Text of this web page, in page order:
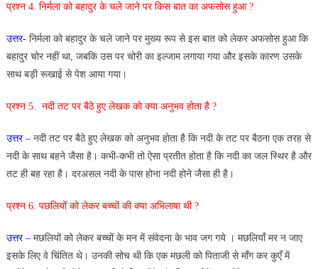
प्रश्न 4. निर्मला को बहादुर के चले जाने पर किस बात का अफसोस हुआ ?
उत्तर-निर्मला को बहादुर के चले जाने पर मुख्य रूप से इस बात को लेकर अफसोस हुआ कि
बहादुर चोर नहीं था, जबकि उस पर चोरी का इल्जाम लगाया गया और इसके कारण उसके
साथ बड़ी रूखाई से पेश आया गया।
प्रश्न 5. नदी तट पर बैठे हुए लेखक को क्या अनुभव होता है ?
उत्तर –नदी तट पर बैठे हुए लेखक को अनुभव होता है कि नदी के तट पर बैठना एक तरह से
नदी के साथ बहने जैसा है। कभी-कभी तो ऐसा प्रतीत होता है कि नदी का जल स्थिर है और
तट ही बह रहा है। दरअसल नदी के पास होना नदी होने जैसा ही है।
प्रश्न 6. पछलियों को लेकर बच्चों की क्या अभिलाषा थी ?
उत्तर –मछलियों को लेकर बच्चों के मन में संवेदना के भाव जग गये । मछलियाँ मर न जाए
इसके लिए वे चिंतित थे। उनकी सोच थी कि एक मछली को पिताजी से माँग कर कुएँ में